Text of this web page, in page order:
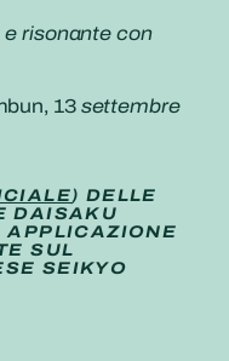
risonante con
13 settembre
) DELLE
DAISAKU
APPLICAZIONE
SUL
SEIKYO